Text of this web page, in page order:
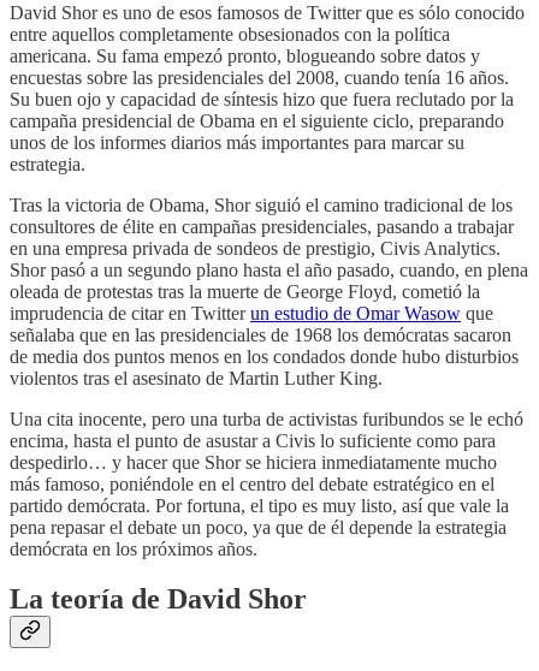
David Shor es uno de esos famosos de Twitter que es sólo conocido
entre aquellos completamente obsesionados con la política
americana. Su fama empezó pronto, blogueando sobre datos y
encuestas sobre las presidenciales del 2008, cuando tenía 16 años.
Su buen ojo y capacidad de síntesis hizo que fuera reclutado por la
campaña presidencial de Obama en el siguiente ciclo, preparando
unos de los informes diarios más importantes para marcar su
estrategia.
Tras la victoria de Obama, Shor siguió el camino tradicional de los
consultores de élite en campañas presidenciales, pasando a trabajar
en una empresa privada de sondeos de prestigio, Civis Analytics.
Shor pasó a un segundo plano hasta el año pasado, cuando, en plena
oleada de protestas tras la muerte de George Floyd, cometió la
imprudencia de citar en Twitterun estudio de Omar Wasow que
señalaba que en las presidenciales de 1968 los demócratas sacaron
de media dos puntos menos en los condados donde hubo disturbios
violentos tras el asesinato de Martin Luther King.
Una cita inocente, pero una turba de activistas furibundos se le echó
encima, hasta el punto de asustar a Civis lo suficiente como para
despedirlo… y hacer que Shor se hiciera inmediatamente mucho
más famoso, poniéndole en el centro del debate estratégico en el
partido demócrata. Por fortuna, el tipo es muy listo, así que vale la
pena repasar el debate un poco, ya que de él depende la estrategia
demócrata en los próximos años.
La teoría de David Shor